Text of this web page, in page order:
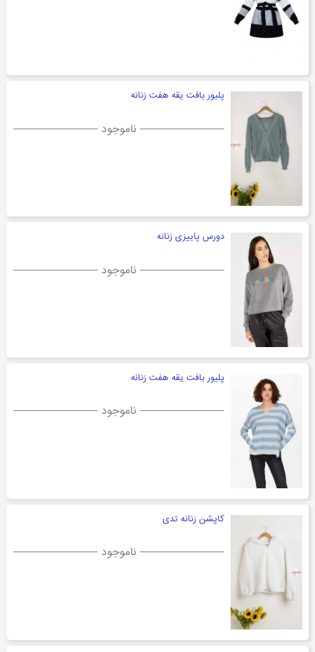
پلیور بافت یقه هفت زنانه
ناموجود
دورس پاییزی زنانه
ناموجود
پلیور بافت یقه هفت زنانه
ناموجود
کاپشن زنانه تدی
ناموجود